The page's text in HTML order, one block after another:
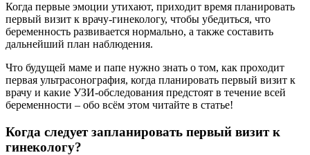
Когда первые эмоции утихают, приходит время планировать
первый визит к врачу-гинекологу, чтобы убедиться, что
беременность развивается нормально, а также составить
дальнейший план наблюдения.
Что будущей маме и папе нужно знать о том, как проходит
первая ультрасонография, когда планировать первый визит к
врачу и какие УЗИ-обследования предстоят в течение всей
беременности – обо всём этом читайте в статье!
Когда следует запланировать первый визит к
гинекологу?